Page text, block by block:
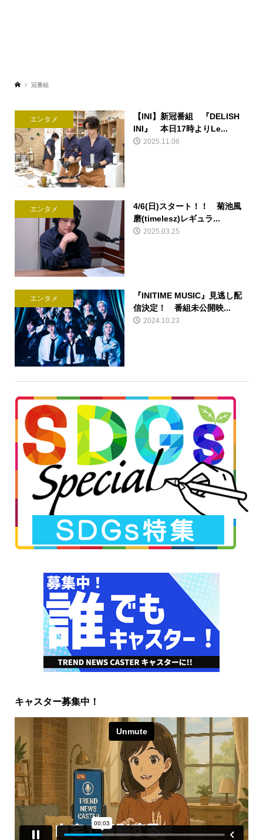
冠番組
エンタメ
【INI】新冠番組 『DELISH
INI』 本日17時よりLe...
2025.11.06
エンタメ
4/6(日)スタート！！ 菊池風
磨(timelesz)レギュラ...
2025.03.25
エンタメ
『INITIME MUSIC』見逃し配
信決定！ 番組未公開映...
2024.10.23
キャスター募集中！